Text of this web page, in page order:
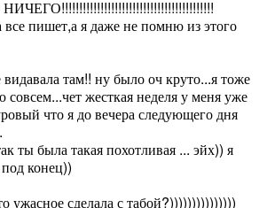
все пишет,а я даже не помню из этого
там!! ну было оч круто...я тоже
жесткая неделя у меня уже
что я до вечера следующего дня
ты была такая похотливая ... эйх)) я
конец))
ужасное сделала с табой?)))))))))))))))